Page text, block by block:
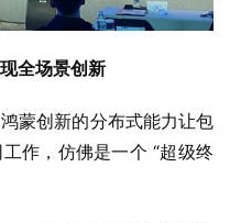
全场景创新
蒙创新的分布式能力让包
作，仿佛是一个 “超级终